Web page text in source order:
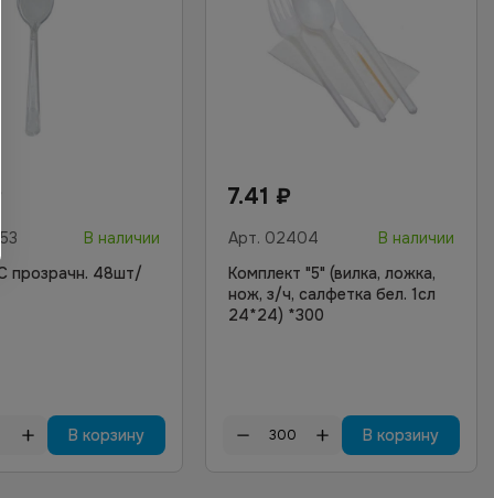
В наличии
прозрачн. 48шт/
В корзину
7.41 ₽
Арт. 02404
В наличии
Комплект "5" (вилка, ложка,
нож, з/ч, салфетка бел. 1сл
24*24) *300
В корзину